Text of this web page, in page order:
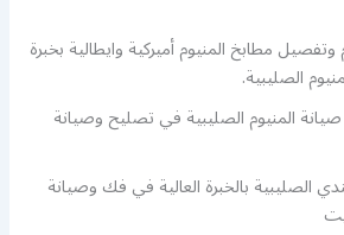
مطابخ المنيوم أميركية وايطالية بخبرة
الصليبية.
المنيوم الصليبية في تصليح وصيانة
الصليبية بالخبرة العالية في فك وصيانة